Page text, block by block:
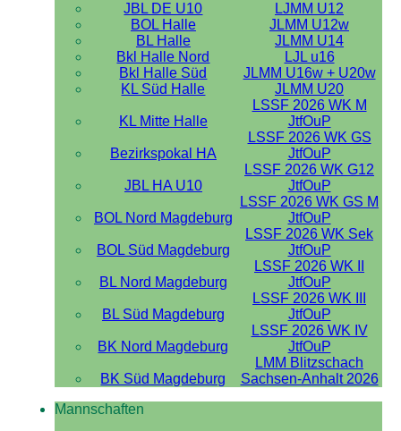
JBL DE U10
LJMM U12
BOL Halle
JLMM U12w
BL Halle
JLMM U14
Bkl Halle Nord
LJL u16
Bkl Halle Süd
JLMM U16w + U20w
KL Süd Halle
JLMM U20
KL Mitte Halle
LSSF 2026 WK M
JtfOuP
Bezirkspokal HA
LSSF 2026 WK GS
JtfOuP
JBL HA U10
LSSF 2026 WK G12
JtfOuP
BOL Nord Magdeburg
LSSF 2026 WK GS M
JtfOuP
BOL Süd Magdeburg
LSSF 2026 WK Sek
JtfOuP
BL Nord Magdeburg
LSSF 2026 WK II
JtfOuP
BL Süd Magdeburg
LSSF 2026 WK III
JtfOuP
BK Nord Magdeburg
LSSF 2026 WK IV
JtfOuP
BK Süd Magdeburg
LMM Blitzschach
Sachsen-Anhalt 2026
Mannschaften